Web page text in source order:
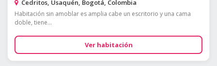
Cedritos, Usaquén, Bogotá, Colombia
Habitación sin amoblar es amplia cabe un escritorio y una cama
doble, tiene...
Ver habitación